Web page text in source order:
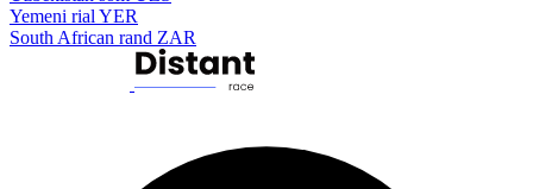
Yemeni rial YER
South African rand ZAR